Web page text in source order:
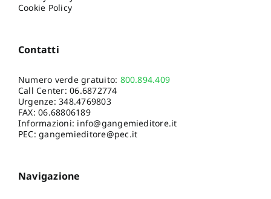
Cookie Policy
Contatti
Numero verde gratuito: 800.894.409
Call Center:06.6872774
Urgenze:348.4769803
FAX: 06.68806189
Informazioni: info@gangemieditore.it
PEC: gangemieditore@pec.it
Navigazione